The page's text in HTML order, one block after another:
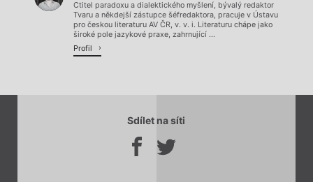
Ctitel paradoxu a dialektického myšlení, bývalý redaktor
Tvaru a někdejší zástupce šéfredaktora, pracuje v Ústavu
pro českou literaturu AV ČR, v. v. i. Literaturu chápe jako
široké pole jazykové praxe, zahrnující ...
Profil
Sdílet na síti